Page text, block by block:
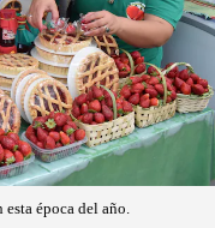
época del año.